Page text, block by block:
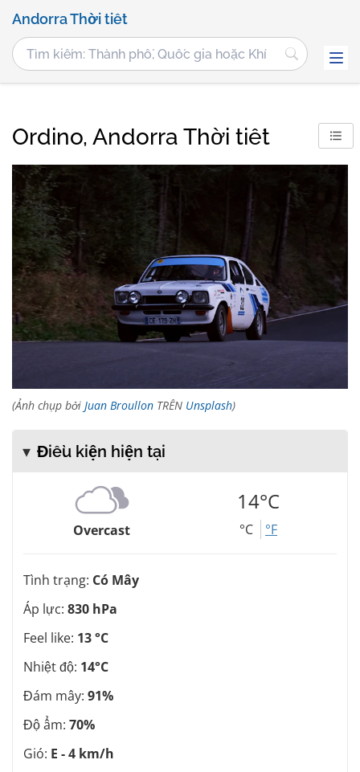
Andorra Thời tiết
Ordino, Andorra Thời tiết
(Ảnh chụp bởi Juan Broullon TRÊN Unsplash)
Điều kiện hiện tại
Overcast
14°C
°C °F
Tình trạng: Có Mây
Áp lực: 830 hPa
Feel like: 13 °C
Nhiệt độ: 14°C
Đám mây: 91%
Độ ẩm: 70%
Gió: E - 4 km/h